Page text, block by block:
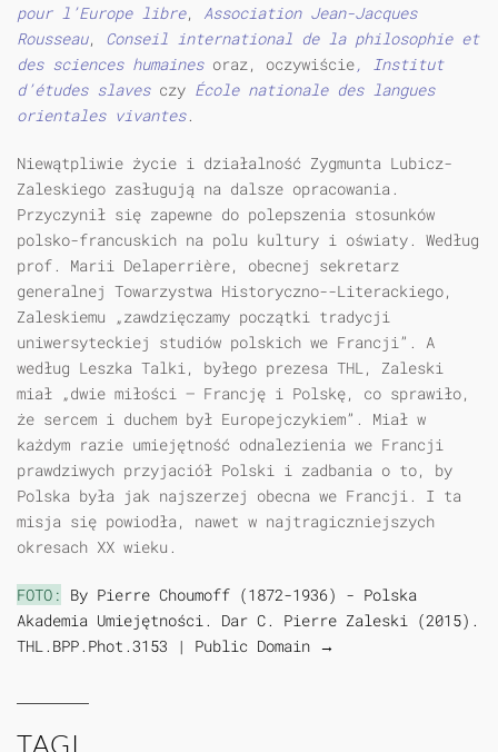
pour l’Europe libre, Association Jean-Jacques
Rousseau, Conseil international de la philosophie et
des sciences humainesoraz, oczywiście, Institut
d’études slavesczy École nationale des langues
orientales vivantes.
Niewątpliwie życie i działalność Zygmunta Lubicz-
Zaleskiego zasługują na dalsze opracowania.
Przyczynił się zapewne do polepszenia stosunków
polsko-francuskich na polu kultury i oświaty. Według
prof. Marii Delaperrière, obecnej sekretarz
generalnej Towarzystwa Historyczno--Literackiego,
Zaleskiemu „zawdzięczamy początki tradycji
uniwersyteckiej studiów polskich we Francji”. A
według Leszka Talki, byłego prezesa THL, Zaleski
miał „dwie miłości — Francję i Polskę, co sprawiło,
że sercem i duchem był Europejczykiem”. Miał w
każdym razie umiejętność odnalezienia we Francji
prawdziwych przyjaciół Polski i zadbania o to, by
Polska była jak najszerzej obecna we Francji. I ta
misja się powiodła, nawet w najtragiczniejszych
okresach XX wieku.
FOTO: By Pierre Choumoff (1872-1936) - Polska
Akademia Umiejętności. Dar C. Pierre Zaleski (2015).
THL.BPP.Phot.3153 | Public Domain →
TAGI